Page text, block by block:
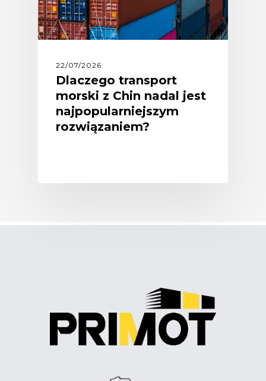
22/07/2026
Dlaczego transport
morski z Chin nadal jest
najpopularniejszym
rozwiązaniem?